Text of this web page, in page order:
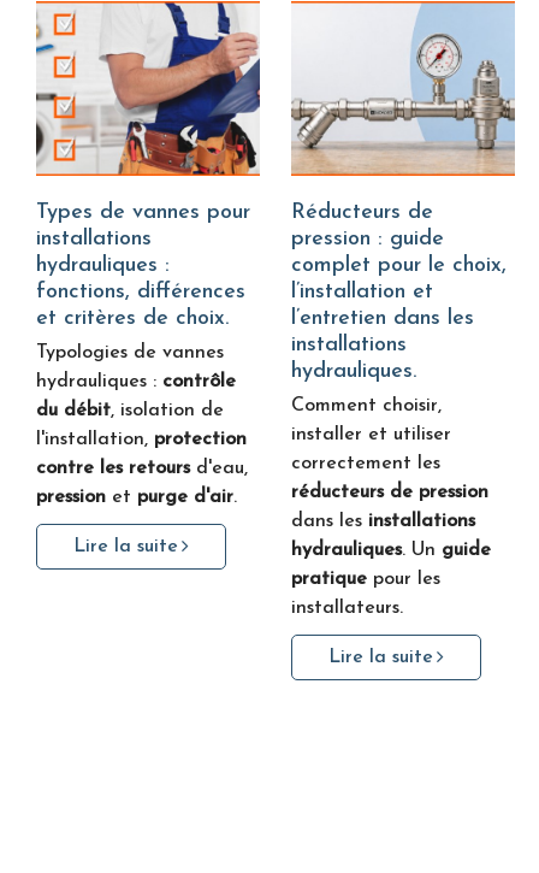
Types de vannes pour
installations
hydrauliques :
fonctions, différences
et critères de choix.
Typologies de vannes
hydrauliques : contrôle
du débit, isolation de
l'installation, protection
contre les retoursd'eau,
pression et purge d'air.
Lire la suite
Réducteurs de
pression : guide
complet pour le choix,
l’installation et
l’entretien dans les
installations
hydrauliques.
Comment choisir,
installer et utiliser
correctement les
réducteurs de pression
dans les installations
hydrauliques. Un guide
pratique pour les
installateurs.
Lire la suite